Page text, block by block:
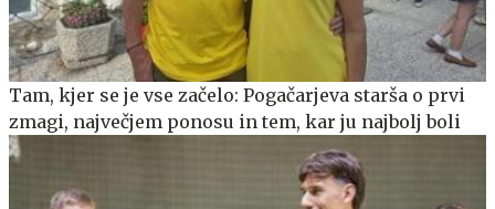
Tam, kjer se je vse začelo: Pogačarjeva starša o prvi
zmagi, največjem ponosu in tem, kar ju najbolj boli